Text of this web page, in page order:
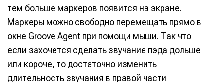
Электронная
Я не робот
Продолжить
Электронная
Я не робот
Продолжить
Электронная
Я не робот
Продолжить
👷 Профили специалистов
Скоро тут что-то будет эффектах
❤️‍🔥 Лучшие VST
Электронная
Я не робот
Продолжить
👷 Профили специалистов
Скоро тут что-то будет эффектах
❤️‍🔥 Лучшие VST
тем больше маркеров появится на экране.
Маркеры можно свободно перемещать прямо в
окне Groove Agent при помощи мыши. Так что
если захочется сделать звучание пэда дольше
или короче, то достаточно изменить
длительность звучания в правой части